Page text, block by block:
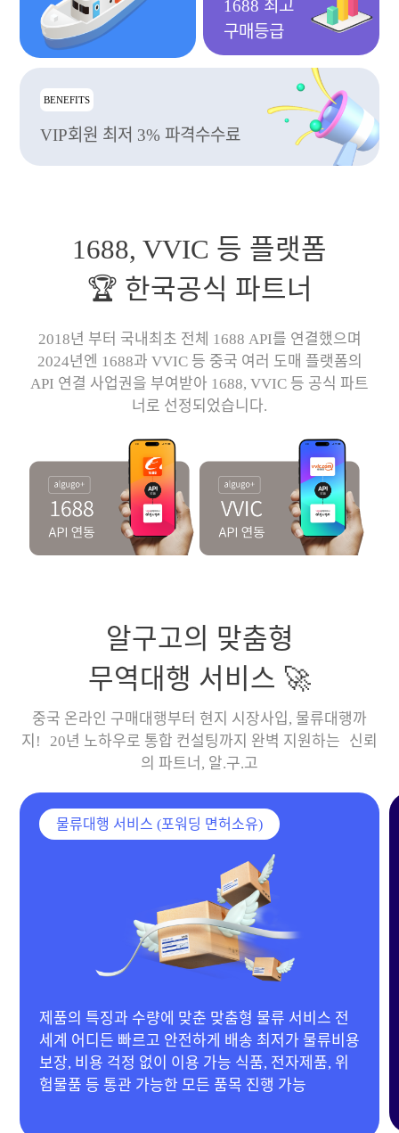
1688 최고
구매등급
BENEFITS
VIP회원 최저 3% 파격수수료
1688, VVIC 등 플랫폼
🏆 한국공식 파트너
2018년 부터 국내최초 전체 1688 API를 연결했으며
2024년엔 1688과 VVIC 등 중국 여러 도매 플랫폼의
API 연결 사업권을 부여받아 1688, VVIC 등 공식 파트
너로 선정되었습니다.
알구고의 맞춤형
무역대행 서비스 🚀
중국 온라인 구매대행부터 현지 시장사입, 물류대행까
지! 20년 노하우로 통합 컨설팅까지 완벽 지원하는 신뢰
의 파트너, 알.구.고
물류대행 서비스 (포워딩 면허소유)
20년 경력 MD 보유 & 다양한 협력 공장 확보 전자
제품, 이동하우스, 기계류부터 의류, 생활용품 등 전
품목 제작 가능 합리적인 단가 제안으로 맞춤 제작
진행!